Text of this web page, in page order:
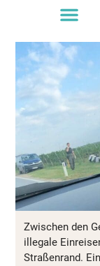
Zwischen den
illegale
Straßenrand.